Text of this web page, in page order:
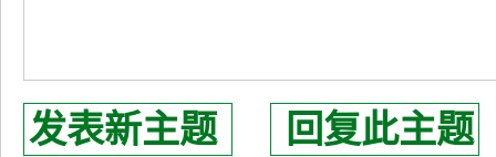
发表新主题 回复此主题